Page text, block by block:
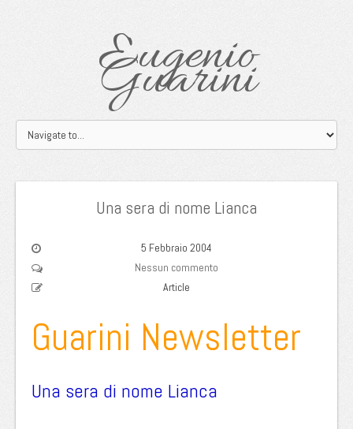
Eugenio
Guarini
Una sera di nome Lianca
5 Febbraio 2004
Nessun commento
Article
Guarini Newsletter
Una sera di nome Lianca